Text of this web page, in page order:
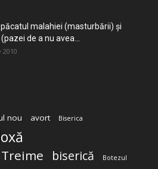
păcatul malahiei (masturbării) şi
de a nu avea...
2010
nou avort Biserica
biserică Botezul